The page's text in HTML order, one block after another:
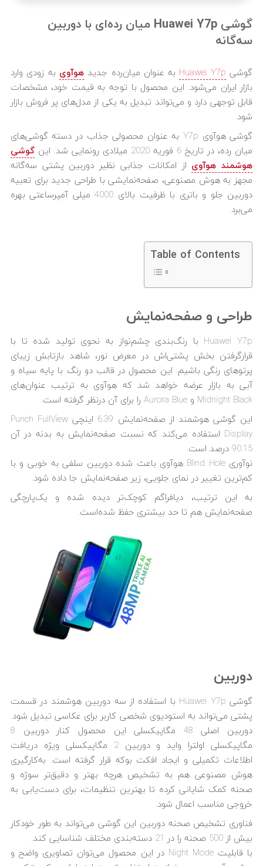
گوشی Huawei Y7p میان رده‌ای با دوربین
سه‌گانه
گوشی Huawei Y7p به عنوان میان‌رده جدیدهوآوی به زودی وارد
بازار ایران می‌شود. این محصول با توجه به قیمت خود، مشخصات
قابل توجهی دارد و می‌تواند تبدیل به یکی از مدل‌های پر فروش‌ بازار
شود.
گوشی هوآوی Y7p به عنوان محصولی جذاب در دسته گوشی‌های
میان رده، در تاریخ 6 فوریه 2020 میلادی رونمایی شد. این
گوشی‌
هوشمند هوآوی از امکانات جذابی نظیر دوربین پشتی سه‌گانه
مجهز به هوش مصنوعی، صفحه‌نمایشی با طراحی جدید برای تعبیه
دوربین جلو و باتری با ظرفیت بالای 4000 میلی آمپرساعتی بهره
می‌برد.
Table of Contents
طراحی و صفحه‌نمایش
Huawei Y7p با رنگ‌بندی چشم‌نواز به نحوی تولید شده تا با
قرارگرفتن بخش پشتی‌اش در معرض نور، شاهد بازتابش زیبای
پرتوهای رنگی باشیم. این محصول در قالب دو رنگ با پایه سیاه و
آبی به بازار عرضه خواهد شد که هوآوی به ترتیب عنوان‌های
Midnight Black و Aurora Blue را برای آن درنظر گرفته است.
این گوشی هوشمند از صفحه‌نمایش 6.39 اینچی Punch FullView
Display استفاده می‌کند که نسبت صفحه‌نمایش به بدنه در آن
90.15 درصد است.
نوآوری Blind Hole هوآوی باعث شده دوربین سلفی به خوبی و با
کم‌ترین تغییر در نمای جلویی، زیر صفحه‌نمایش جا داده شود.
به این ترتیب، دیافراگم کوچک‌تر دیده شده و یک‌پارچگی
صفحه‌نمایش هم تا حد بیشتری حفظ شده‌است.
دوربین
گوشی Huawei Y7p با استفاده از سه دوربین هوشمند در قسمت
پشتی می‌تواند به استودیوی شخصی کاربر برای عکاسی تبدیل شود.
دوربین اصلی 48 مگاپیکسلی این محصول کنار دوربین 8
مگاپیکسلی اولترا واید و دوربین 2 مگاپیکسلی ویژه دریافت
اطلاعات تکمیلی و ایجاد افکت بوکه قرار گرفته است. به‌کارگیری
هوش مصنوعی هم به تشخیص هرچه بهتر و دقیق‌تر سوژه و
صحنه کمک شایانی کرده تا بهترین تنظیمات، برای دست‌یابی به
خروجی مناسب اعمال شود.
فناوری تشخیص صحنه دوربین این گوشی می‌تواند به طور خودکار
بیش از 500 صحنه را در 21 دسته‌بندی مختلف شناسایی کند.
با قابلیت Night Mode در این محصول می‌توان تصاویری واضح و